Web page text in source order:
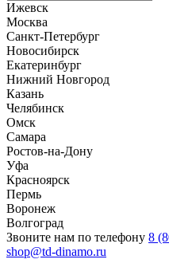
Ижевск
Москва
Санкт-Петербург
Новосибирск
Екатеринбург
Нижний Новгород
Казань
Челябинск
Омск
Самара
Ростов-на-Дону
Уфа
Красноярск
Пермь
Воронеж
Волгоград
Звоните нам по телефону 8
shop@td-dinamo.ru